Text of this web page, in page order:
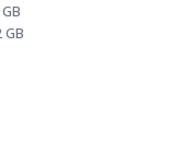
171
202
GB